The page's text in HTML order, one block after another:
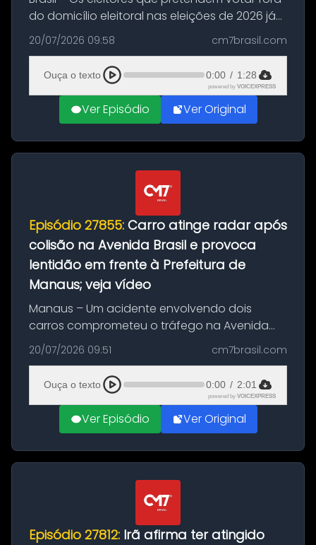
do domicílio eleitoral nas eleições de 2026 já
podem solicitar o voto em trânsito a partir
desta segunda-feira (20). O pedido pode ser
feito até 20 de ag...
20/07/2026 09:58 cm7brasil.com
Ouça o texto 0:00 / 1:28
powered by VOICEXPRESS
Ver Episódio Ver Original
Episódio 27855: Carro atinge radar após
colisão na Avenida Brasil e provoca
lentidão em frente à Prefeitura de
Manaus; veja vídeo
Manaus – Um acidente envolvendo dois
carros comprometeu o tráfego na Avenida
Brasil durante a manhã desta segunda-feira
(20), em frente ao complexo da Prefeitura de
Manaus, na Zona Oeste. A batida ter...
20/07/2026 09:51 cm7brasil.com
Ouça o texto 0:00 / 2:01
powered by VOICEXPRESS
Ver Episódio Ver Original
Episódio 27812: Irã afirma ter atingido